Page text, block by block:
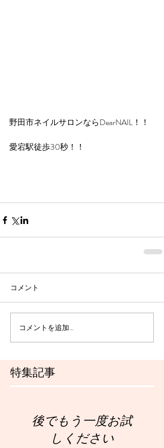
特集記事
野田市ネイルサロンならDearNAIL！！
愛宕駅徒歩30秒！！
コメント
コメントを追加…
後でもう一度お試
しください